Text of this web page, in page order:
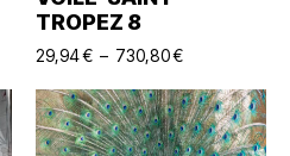
TROPEZ 8
29,94€ – 730,80€